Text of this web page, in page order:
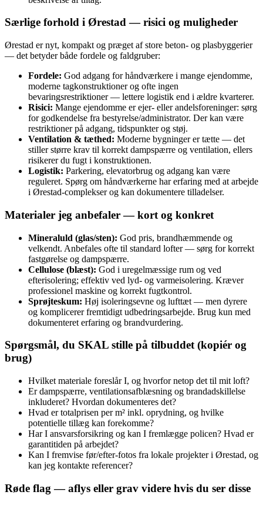
Særlige forhold i Ørestad — risici og muligheder
Ørestad er nyt, kompakt og præget af store beton- og plasbyggerier
— det betyder både fordele og faldgruber:
Fordele: God adgang for håndværkere i mange ejendomme,
moderne tagkonstruktioner og ofte ingen
bevaringsrestriktioner — lettere logistik end i ældre kvarterer.
Risici: Mange ejendomme er ejer- eller andelsforeninger: sørg
for godkendelse fra bestyrelse/administrator. Der kan være
restriktioner på adgang, tidspunkter og støj.
Ventilation & tæthed: Moderne bygninger er tætte — det
stiller større krav til korrekt dampspærre og ventilation, ellers
risikerer du fugt i konstruktionen.
Logistik: Parkering, elevatorbrug og adgang kan være
reguleret. Spørg om håndværkerne har erfaring med at arbejde
i Ørestad-complekser og kan dokumentere tilladelser.
Materialer jeg anbefaler — kort og konkret
Mineraluld (glas/sten): God pris, brandhæmmende og
velkendt. Anbefales ofte til standard lofter — sørg for korrekt
fastgørelse og dampspærre.
Cellulose (blæst): God i uregelmæssige rum og ved
efterisolering; effektiv ved lyd- og varmeisolering. Kræver
professionel maskine og korrekt fugtkontrol.
Sprøjteskum: Høj isoleringsevne og lufttæt — men dyrere
og komplicerer fremtidigt udbedringsarbejde. Brug kun med
dokumenteret erfaring og brandvurdering.
Spørgsmål, du SKAL stille på tilbuddet (kopiér og
brug)
Hvilket materiale foreslår I, og hvorfor netop det til mit loft?
Er dampspærre, ventilationsafblæsning og brandadskillelse
inkluderet? Hvordan dokumenteres det?
Hvad er totalprisen per m² inkl. oprydning, og hvilke
potentielle tillæg kan forekomme?
Har I ansvarsforsikring og kan I fremlægge policen? Hvad er
garantitiden på arbejdet?
Kan I fremvise før/efter‑fotos fra lokale projekter i Ørestad, og
kan jeg kontakte referencer?
Røde flag — aflys eller grav videre hvis du ser disse